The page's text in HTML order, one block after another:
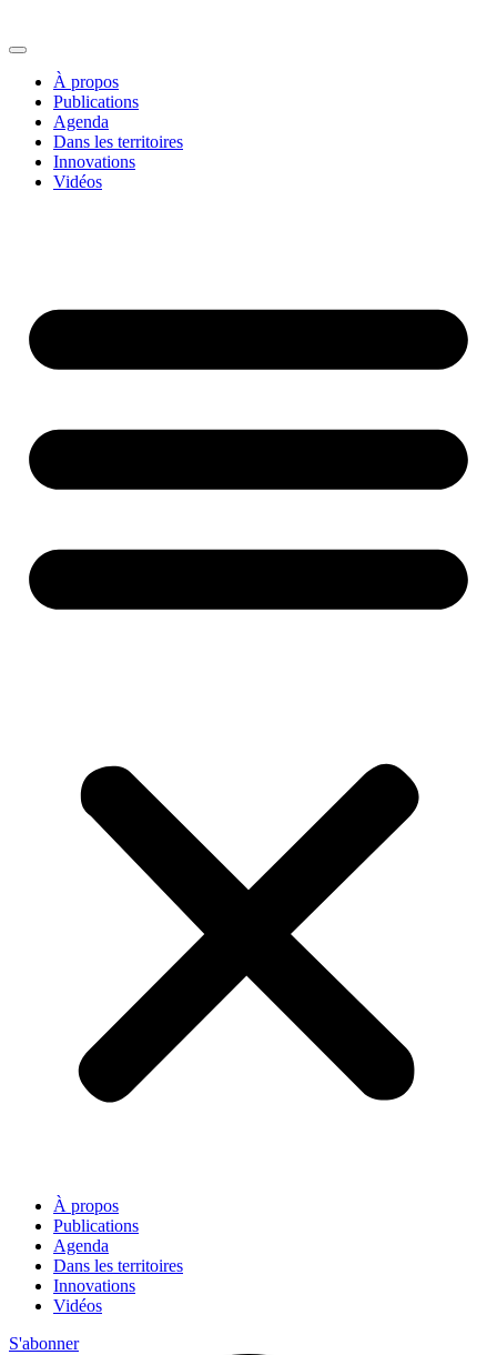
À propos
Publications
Agenda
Dans les territoires
Innovations
Vidéos
À propos
Publications
Agenda
Dans les territoires
Innovations
Vidéos
S'abonner